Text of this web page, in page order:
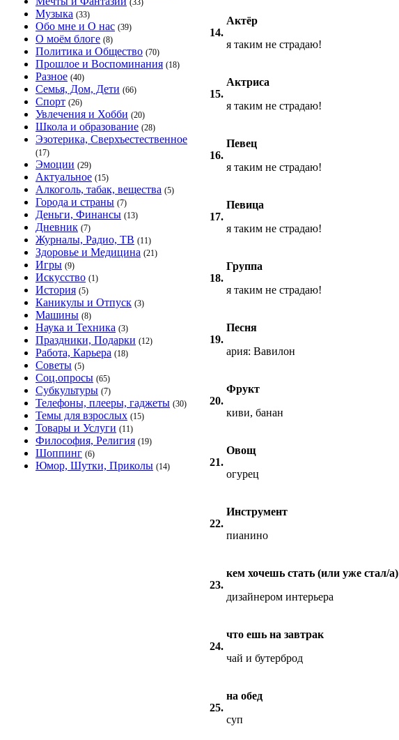
(33)
Музыка (33)
Обо мне и О нас (39)
О моём блоге (8)
Политика и Общество (70)
Прошлое и Воспоминания (18)
Разное (40)
Семья, Дом, Дети (66)
Спорт (26)
Увлечения и Хобби (20)
Школа и образование (28)
Эзотерика, Сверхъестественное
(17)
Эмоции (29)
Актуальное (15)
Алкоголь, табак, вещества (5)
Города и страны (7)
Деньги, Финансы (13)
Дневник (7)
Журналы, Радио, ТВ (11)
Здоровье и Медицина (21)
Игры (9)
Искусство (1)
История (5)
Каникулы и Отпуск (3)
Машины (8)
Наука и Техника (3)
Праздники, Подарки (12)
Работа, Карьера (18)
Советы (5)
Соц.опросы (65)
Субкультуры (7)
Телефоны, плееры, гаджеты (30)
Темы для взрослых (15)
Товары и Услуги (11)
Философия, Религия (19)
Шоппинг (6)
Юмор, Шутки, Приколы (14)
14.
Актёр
я таким не страдаю!
15.
Актриса
я таким не страдаю!
16.
Певец
я таким не страдаю!
17.
Певица
я таким не страдаю!
18.
Группа
я таким не страдаю!
19.
Песня
ария: Вавилон
20.
Фрукт
киви, банан
21.
Овощ
огурец
22.
Инструмент
пианино
23.
кем хочешь стать (или уже стал/а)
дизайнером интерьера
24.
что ешь на завтрак
чай и бутерброд
25.
на обед
суп